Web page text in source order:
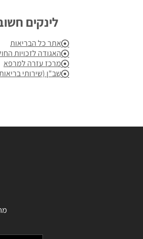
לינקים
אתר כל הבריאות
האגודה לזכויות
מרכז עזרה למרפא
שב"ן (שירותי